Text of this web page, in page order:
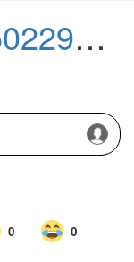
Обновление KB5022913 (Build 22621.1344) Preview для Windows 11, версия 22H2